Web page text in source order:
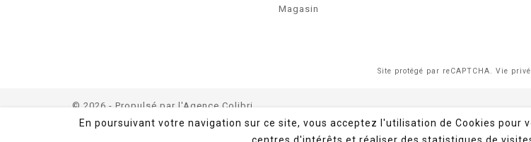
Magasin
Site protégé par reCAPTCHA. Vie
© 2026 - Propulsé par l'Agence Colibri
En poursuivant votre navigation sur ce site, vous acceptez l'utilisation de Cookies pour